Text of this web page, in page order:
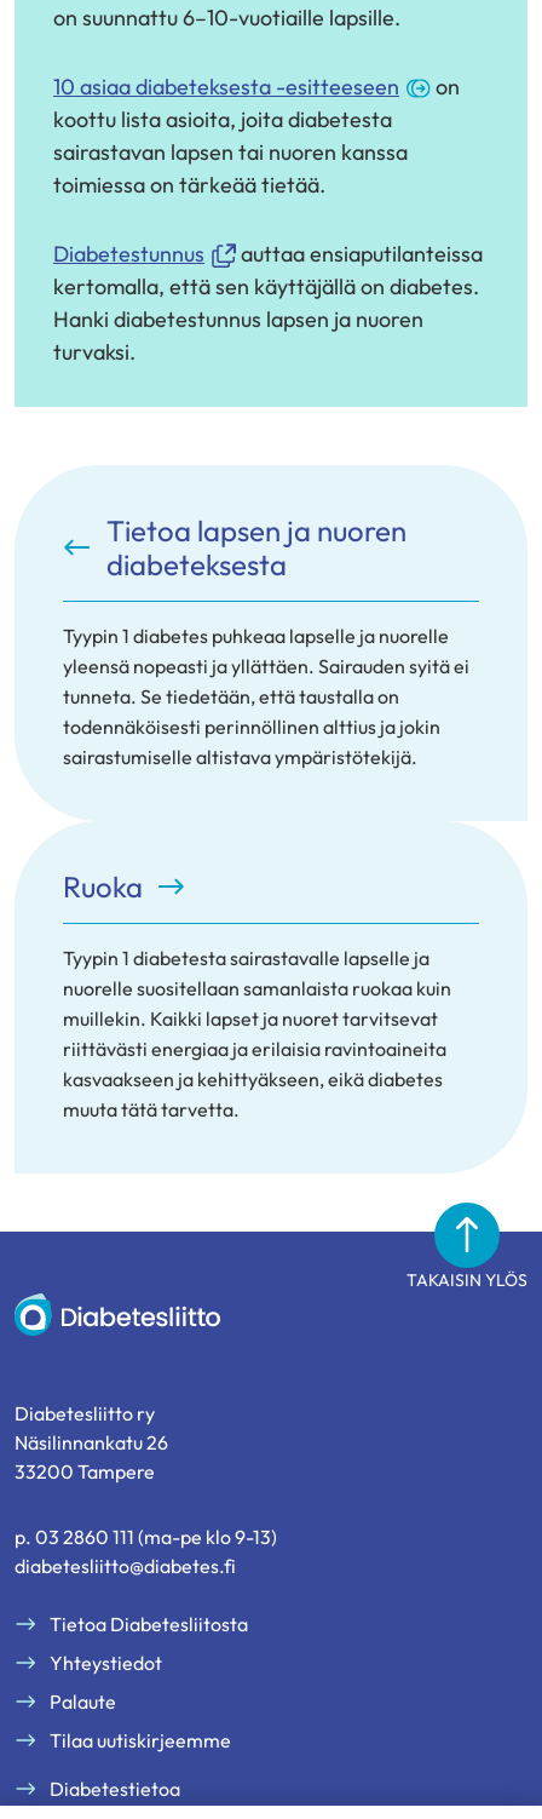
siirryt
palveluun)
on suunnattu 6–10-vuotiaille lapsille.
10 asiaa diabeteksesta -esitteeseen (avautuu
ikkunaan)
on
koottu lista asioita, joita diabetesta
sairastavan lapsen tai nuoren kanssa
toimiessa on tärkeää tietää.
Diabetestunnus (avautuu
uuteen
ikkunaan,
palveluun)
auttaa ensiaputilanteissa
kertomalla, että sen käyttäjällä on diabetes.
Hanki diabetestunnus lapsen ja nuoren
turvaksi.
Tietoa lapsen ja nuoren
diabeteksesta
Tyypin 1 diabetes puhkeaa lapselle ja nuorelle
yleensä nopeasti ja yllättäen. Sairauden syitä ei
tunneta. Se tiedetään, että taustalla on
todennäköisesti perinnöllinen alttius ja jokin
sairastumiselle altistava ympäristötekijä.
Ruoka
Tyypin 1 diabetesta sairastavalle lapselle ja
nuorelle suositellaan samanlaista ruokaa kuin
muillekin. Kaikki lapset ja nuoret tarvitsevat
riittävästi energiaa ja erilaisia ravintoaineita
kasvaakseen ja kehittyäkseen, eikä diabetes
muuta tätä tarvetta.
TAKAISIN YLÖS
Diabetesliitto
Diabetesliitto ry
Näsilinnankatu 26
33200 Tampere
p. 03 2860 111 (ma-pe klo 9-13)
diabetesliitto@diabetes.fi
Tietoa Diabetesliitosta
Yhteystiedot
Palaute
Tilaa uutiskirjeemme
Diabetestietoa